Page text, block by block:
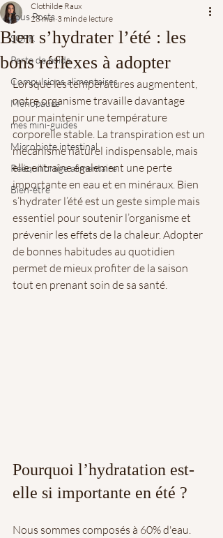
Tous Posts
SOPK
Perte de poids
Compulsions alimentaires
Ménopause
mes mini-guides
Microbiote intestinal
Rééquilibrage alimentaire
Bien-être
Bien s’hydrater l’été : les
bons réflexes à adopter
Clothilde Raux
28 mai 3 min de lecture
Lorsque les températures augmentent,
notre organisme travaille davantage
pour maintenir une température
corporelle stable. La transpiration est un
mécanisme naturel indispensable, mais
elle entraîne également une perte
importante en eau et en minéraux. Bien
s’hydrater l’été est un geste simple mais
essentiel pour soutenir l’organisme et
prévenir les effets de la chaleur. Adopter
de bonnes habitudes au quotidien
permet de mieux profiter de la saison
tout en prenant soin de sa santé.
Pourquoi l’hydratation est-
elle si importante en été ?
Nous sommes composés à 60% d'eau.